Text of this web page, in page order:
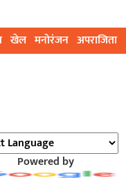
खेल मनोरंजन अपराजिता
Powered by